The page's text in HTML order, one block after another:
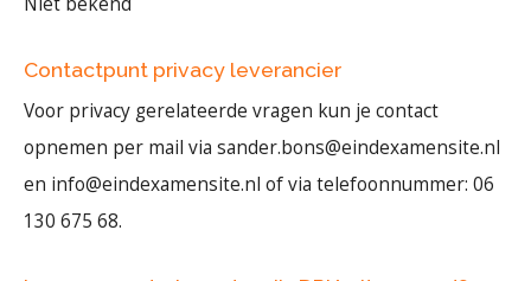
Contactpunt privacy leverancier
Voor privacy gerelateerde vragen kun je contact
opnemen per mail via sander.bons@eindexamensite.nl
en info@eindexamensite.nl of via telefoonnummer: 06
130 675 68.